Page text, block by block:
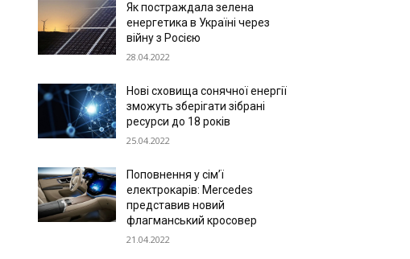
Як постраждала зелена
енергетика в Україні через
війну з Росією
28.04.2022
Нові сховища сонячної енергії
зможуть зберігати зібрані
ресурси до 18 років
25.04.2022
Поповнення у сім’ї
електрокарів: Mercedes
представив новий
флагманський кросовер
21.04.2022